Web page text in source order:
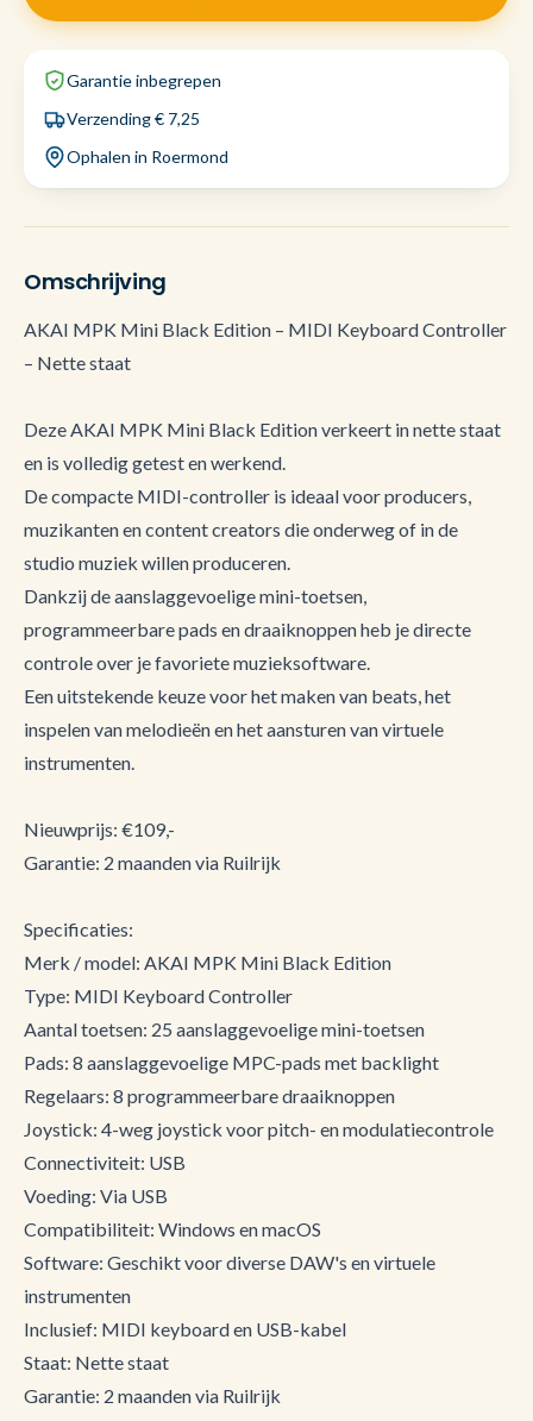
Garantie inbegrepen
Verzending € 7,25
Ophalen in Roermond
Omschrijving
AKAI MPK Mini Black Edition – MIDI Keyboard Controller
– Nette staat
Deze AKAI MPK Mini Black Edition verkeert in nette staat
en is volledig getest en werkend.
De compacte MIDI-controller is ideaal voor producers,
muzikanten en content creators die onderweg of in de
studio muziek willen produceren.
Dankzij de aanslaggevoelige mini-toetsen,
programmeerbare pads en draaiknoppen heb je directe
controle over je favoriete muzieksoftware.
Een uitstekende keuze voor het maken van beats, het
inspelen van melodieën en het aansturen van virtuele
instrumenten.
Nieuwprijs: €109,-
Garantie: 2 maanden via Ruilrijk
Specificaties:
Merk / model: AKAI MPK Mini Black Edition
Type: MIDI Keyboard Controller
Aantal toetsen: 25 aanslaggevoelige mini-toetsen
Pads: 8 aanslaggevoelige MPC-pads met backlight
Regelaars: 8 programmeerbare draaiknoppen
Joystick: 4-weg joystick voor pitch- en modulatiecontrole
Connectiviteit: USB
Voeding: Via USB
Compatibiliteit: Windows en macOS
Software: Geschikt voor diverse DAW's en virtuele
instrumenten
Inclusief: MIDI keyboard en USB-kabel
Staat: Nette staat
Garantie: 2 maanden via Ruilrijk